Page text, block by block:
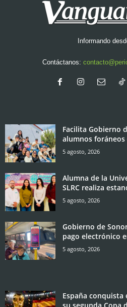
Informando
Contáctanos:
Facilita Gobierno
alumnos foráneos
5 agosto, 2026
Alumna de la
SLRC realiza
5 agosto, 2026
Gobierno de
pago electrónico
5 agosto, 2026
España conquista